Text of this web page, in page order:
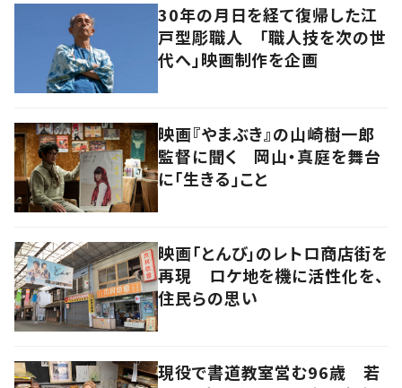
30年の月日を経て復帰した江
戸型彫職人 「職人技を次の世
代へ」映画制作を企画
映画『やまぶき』の山崎樹一郎
監督に聞く 岡山・真庭を舞台
に「生きる」こと
映画「とんび」のレトロ商店街を
再現 ロケ地を機に活性化を、
住民らの思い
現役で書道教室営む96歳 若